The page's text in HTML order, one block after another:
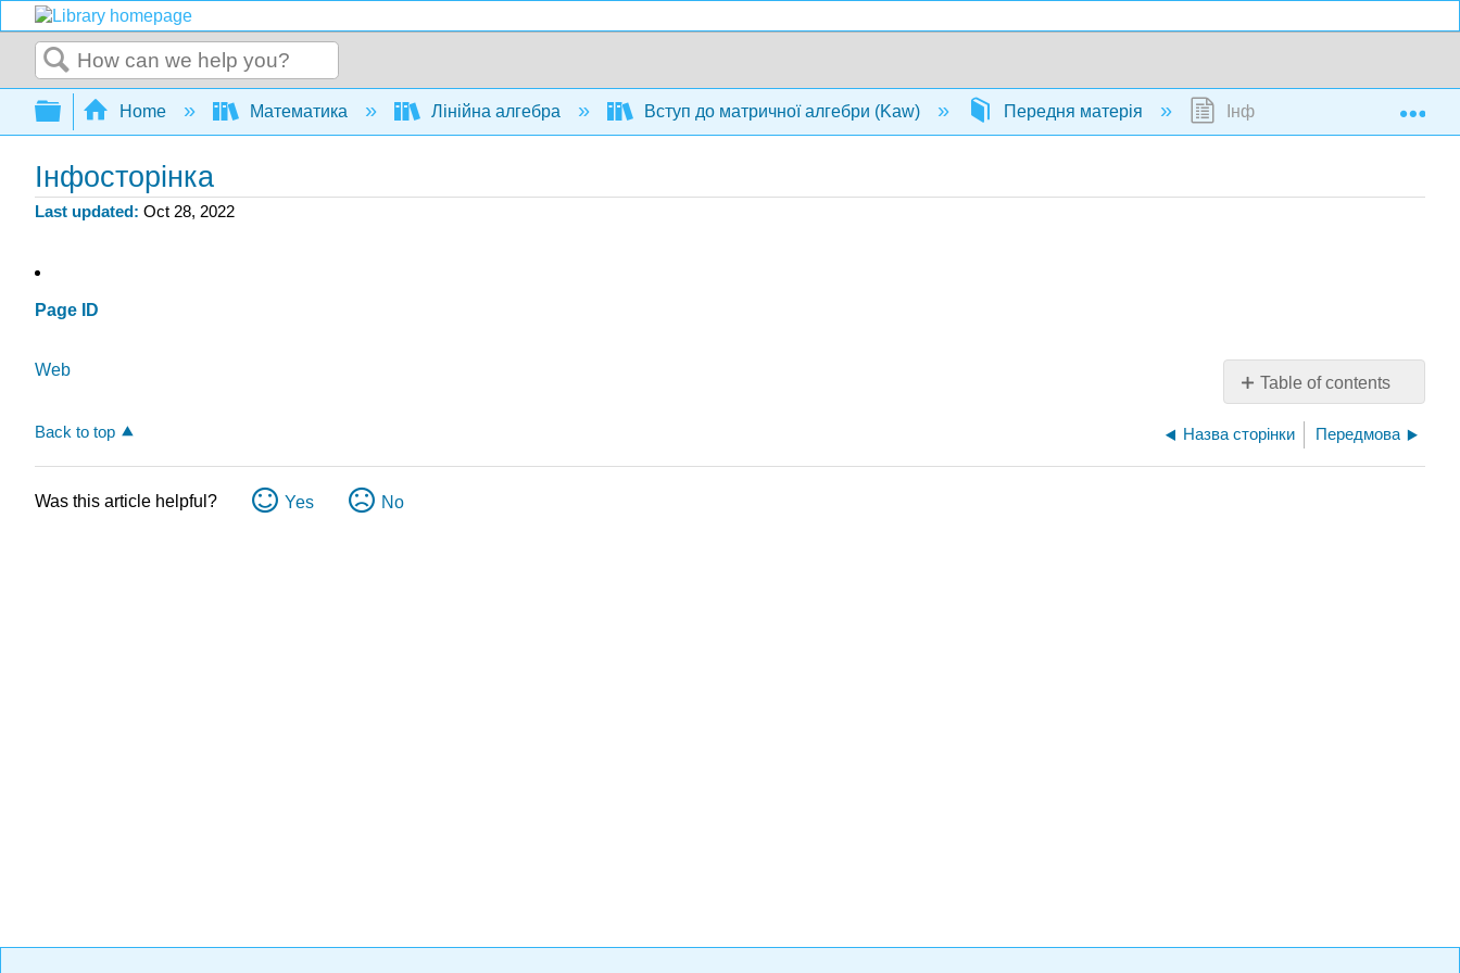
Search
Expand/collapse global hierarchy
Home Математика Лінійна алгебра Вступ до матричної алгебри (Kaw) Передня матерія Інфосторінка
Інфосторінка
Last updated Oct 28, 2022
Page ID
Table of contents
No
headers
Web
Back to top Назва сторінки Передмова
Was this article helpful? Yes No